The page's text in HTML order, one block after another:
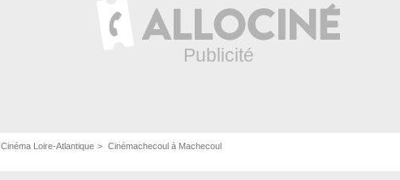
Cinéma Loire-Atlantique Cinémachecoul à Machecoul